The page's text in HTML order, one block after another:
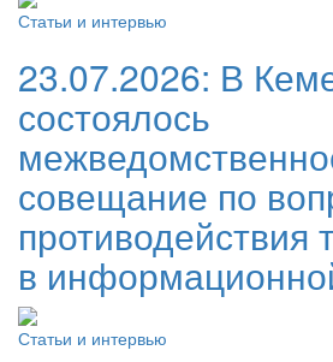
Статьи и интервью
23.07.2026: В
состоялось
совещание по
противодействия
в
Статьи и интервью